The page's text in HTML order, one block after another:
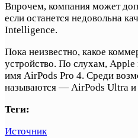
Впрочем, компания может
если останется недовольна
Intelligence.
Пока неизвестно, какое
устройство. По слухам, Apple
имя AirPods Pro 4. Среди
называются — AirPods Ultra и
Теги:
Источник